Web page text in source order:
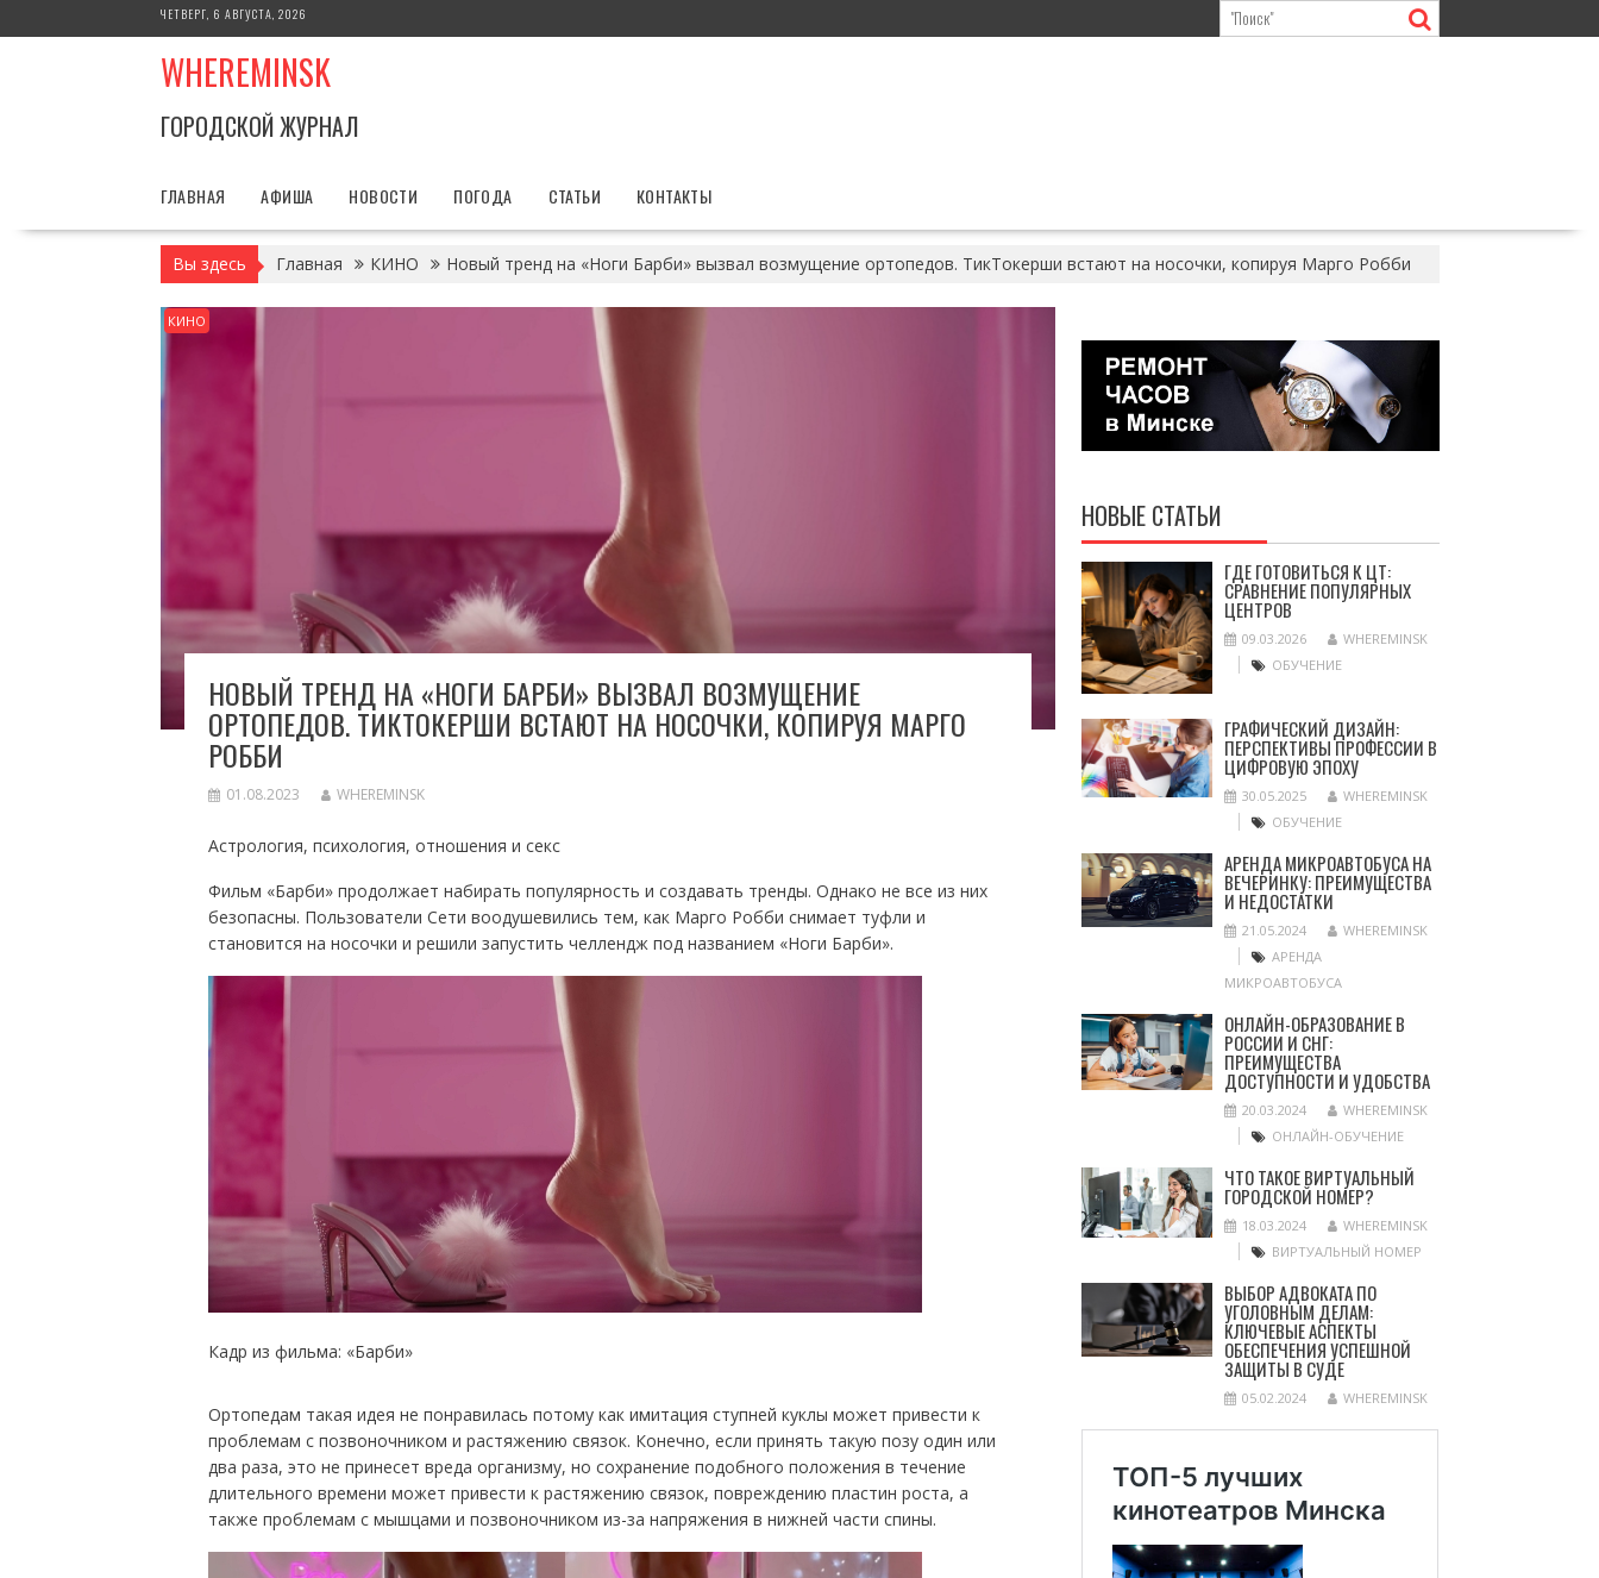
к
ЧЕТВЕРГ, 6 АВГУСТА, 2026
WHEREMINSK
ГОРОДСКОЙ ЖУРНАЛ
ГЛАВНАЯ АФИША НОВОСТИ ПОГОДА СТАТЬИ КОНТАКТЫ
Вы здесь Главная КИНО Новый тренд на «Ноги Барби» вызвал возмущение ортопедов. ТикТокерши встают на носочки, копируя Марго Робби
КИНО
НОВЫЙ ТРЕНД НА «НОГИ БАРБИ» ВЫЗВАЛ ВОЗМУЩЕНИЕ
ОРТОПЕДОВ. ТИКТОКЕРШИ ВСТАЮТ НА НОСОЧКИ, КОПИРУЯ МАРГО
РОББИ
01.08.2023 WHEREMINSK
Астрология, психология, отношения и секс
Фильм «Барби» продолжает набирать популярность и создавать тренды. Однако не все из них
безопасны. Пользователи Сети воодушевились тем, как Марго Робби снимает туфли и
становится на носочки и решили запустить челлендж под названием «Ноги Барби».
Кадр из фильма: «Барби»
Ортопедам такая идея не понравилась потому как имитация ступней куклы может привести к
проблемам с позвоночником и растяжению связок. Конечно, если принять такую позу один или
два раза, это не принесет вреда организму, но сохранение подобного положения в течение
длительного времени может привести к растяжению связок, повреждению пластин роста, а
также проблемам с мышцами и позвоночником из-за напряжения в нижней части спины.
НОВЫЕ СТАТЬИ
ГДЕ ГОТОВИТЬСЯ К ЦТ:
СРАВНЕНИЕ ПОПУЛЯРНЫХ
ЦЕНТРОВ
09.03.2026
WHEREMINSK
ОБУЧЕНИЕ
ГРАФИЧЕСКИЙ ДИЗАЙН:
ПЕРСПЕКТИВЫ ПРОФЕССИИ В
ЦИФРОВУЮ ЭПОХУ
30.05.2025
WHEREMINSK
ОБУЧЕНИЕ
АРЕНДА МИКРОАВТОБУСА НА
ВЕЧЕРИНКУ: ПРЕИМУЩЕСТВА
И НЕДОСТАТКИ
21.05.2024
WHEREMINSK
АРЕНДА
МИКРОАВТОБУСА
ОНЛАЙН-ОБРАЗОВАНИЕ В
РОССИИ И СНГ:
ПРЕИМУЩЕСТВА
ДОСТУПНОСТИ И УДОБСТВА
20.03.2024
WHEREMINSK
ОНЛАЙН-ОБУЧЕНИЕ
ЧТО ТАКОЕ ВИРТУАЛЬНЫЙ
ГОРОДСКОЙ НОМЕР?
18.03.2024
WHEREMINSK
ВИРТУАЛЬНЫЙ НОМЕР
ВЫБОР АДВОКАТА ПО
УГОЛОВНЫМ ДЕЛАМ:
КЛЮЧЕВЫЕ АСПЕКТЫ
ОБЕСПЕЧЕНИЯ УСПЕШНОЙ
ЗАЩИТЫ В СУДЕ
05.02.2024 WHEREMINSK